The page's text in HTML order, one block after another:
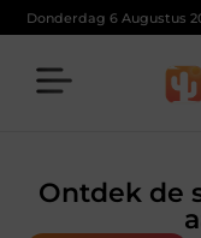
Donderdag 6 Augustus
Ontdek de